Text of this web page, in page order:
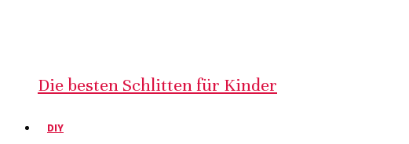
Die besten Schlitten für Kinder
DIY